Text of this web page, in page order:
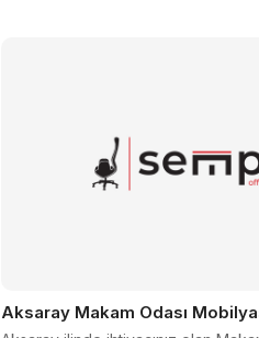
Aksaray Makam Odası